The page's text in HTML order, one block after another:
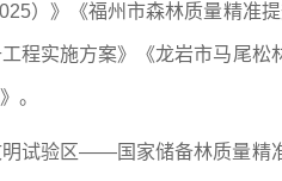
）》《福州市森林质量精准
程实施方案》《龙岩市马尾
。
试验区——国家储备林质量精